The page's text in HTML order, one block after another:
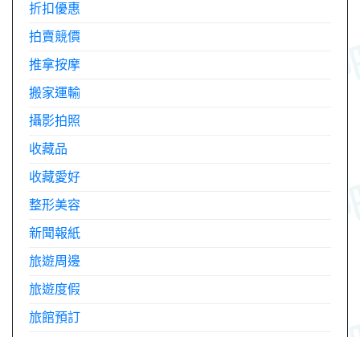
折扣優惠
拍賣競價
推拿按摩
搬家運輸
攝影拍照
收藏品
收藏愛好
整形美容
新聞報紙
旅遊周邊
旅遊度假
旅館預訂